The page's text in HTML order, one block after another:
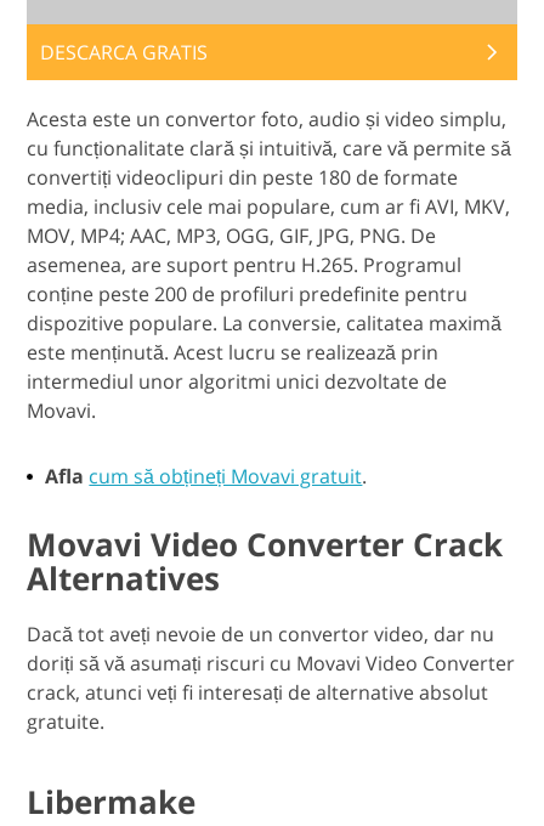
DESCARCA GRATIS
Acesta este un convertor foto, audio și video simplu,
cu funcționalitate clară și intuitivă, care vă permite să
convertiți videoclipuri din peste 180 de formate
media, inclusiv cele mai populare, cum ar fi AVI, MKV,
MOV, MP4; AAC, MP3, OGG, GIF, JPG, PNG. De
asemenea, are suport pentru H.265. Programul
conține peste 200 de profiluri predefinite pentru
dispozitive populare. La conversie, calitatea maximă
este menținută. Acest lucru se realizează prin
intermediul unor algoritmi unici dezvoltate de
Movavi.
Afla cum să obțineți Movavi gratuit.
Movavi Video Converter Crack
Alternatives
Dacă tot aveți nevoie de un convertor video, dar nu
doriți să vă asumați riscuri cu Movavi Video Converter
crack, atunci veți fi interesați de alternative absolut
gratuite.
Libermake